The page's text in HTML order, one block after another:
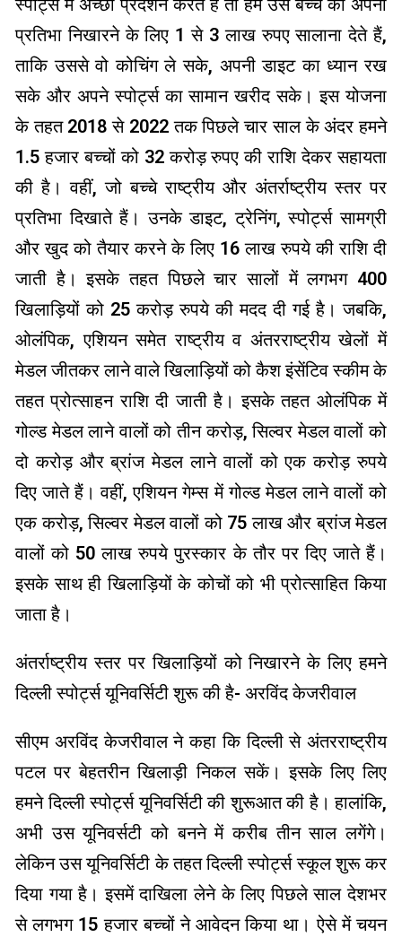
स्पोर्ट्स में अच्छा प्रदर्शन करते हैं तो हम उस बच्चे को अपनी
प्रतिभा निखारने के लिए 1 से 3 लाख रुपए सालाना देते हैं,
ताकि उससे वो कोचिंग ले सके, अपनी डाइट का ध्यान रख
सके और अपने स्पोर्ट्स का सामान खरीद सके। इस योजना
के तहत 2018 से 2022 तक पिछले चार साल के अंदर हमने
1.5 हजार बच्चों को 32 करोड़ रुपए की राशि देकर सहायता
की है। वहीं, जो बच्चे राष्ट्रीय और अंतर्राष्ट्रीय स्तर पर
प्रतिभा दिखाते हैं। उनके डाइट, ट्रेनिंग, स्पोर्ट्स सामग्री
और खुद को तैयार करने के लिए 16 लाख रुपये की राशि दी
जाती है। इसके तहत पिछले चार सालों में लगभग 400
खिलाड़ियों को 25 करोड़ रुपये की मदद दी गई है। जबकि,
ओलंपिक, एशियन समेत राष्ट्रीय व अंतरराष्ट्रीय खेलों में
मेडल जीतकर लाने वाले खिलाड़ियों को कैश इंसेंटिव स्कीम के
तहत प्रोत्साहन राशि दी जाती है। इसके तहत ओलंपिक में
गोल्ड मेडल लाने वालों को तीन करोड़, सिल्वर मेडल वालों को
दो करोड़ और ब्रांज मेडल लाने वालों को एक करोड़ रुपये
दिए जाते हैं। वहीं, एशियन गेम्स में गोल्ड मेडल लाने वालों को
एक करोड़, सिल्वर मेडल वालों को 75 लाख और ब्रांज मेडल
वालों को 50 लाख रुपये पुरस्कार के तौर पर दिए जाते हैं।
इसके साथ ही खिलाड़ियों के कोचों को भी प्रोत्साहित किया
जाता है।
अंतर्राष्ट्रीय स्तर पर खिलाड़ियों को निखारने के लिए हमने
दिल्ली स्पोर्ट्स यूनिवर्सिटी शुरू की है- अरविंद केजरीवाल
सीएम अरविंद केजरीवाल ने कहा कि दिल्ली से अंतरराष्ट्रीय
पटल पर बेहतरीन खिलाड़ी निकल सकें। इसके लिए लिए
हमने दिल्ली स्पोर्ट्स यूनिवर्सिटी की शुरूआत की है। हालांकि,
अभी उस यूनिवर्सटी को बनने में करीब तीन साल लगेंगे।
लेकिन उस यूनिवर्सिटी के तहत दिल्ली स्पोर्ट्स स्कूल शुरू कर
दिया गया है। इसमें दाखिला लेने के लिए पिछले साल देशभर
से लगभग 15 हजार बच्चों ने आवेदन किया था। ऐसे में चयन